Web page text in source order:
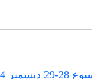
2024